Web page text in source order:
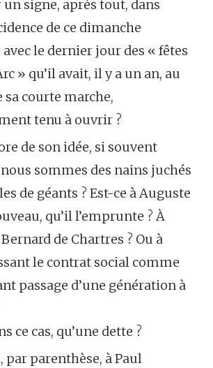
signe, après tout, dans
de ce dimanche
le dernier jour des « fêtes
» qu’il avait, il y a un an, au
sa courte marche,
tenu à ouvrir ?
de son idée, si souvent
sommes des nains juchés
de géants ? Est-ce à Auguste
qu’il l’emprunte ? À
de Chartres ? Ou à
le contrat social comme
passage d’une génération à
ce cas, qu’une dette ?
par parenthèse, à Paul